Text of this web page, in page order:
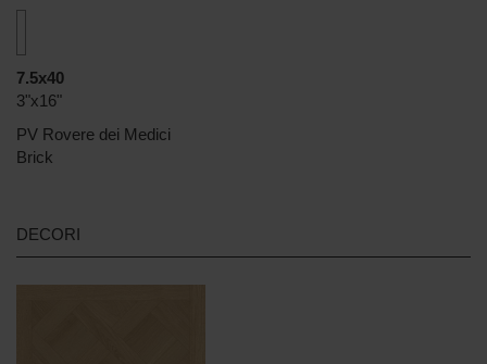
7.5x40
3"x16"
PV Rovere dei Medici
Brick
DECORI